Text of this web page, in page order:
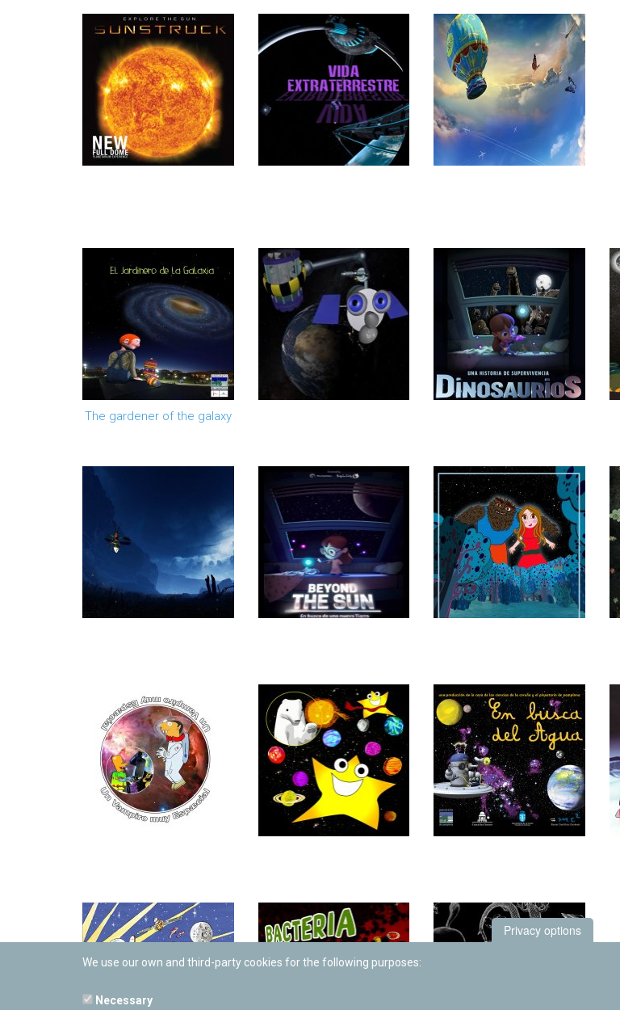
The gardener of the galaxy
Privacy options
We use our own and third-party cookies for the following purposes:
Necessary